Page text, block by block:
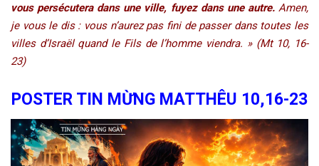
vous persécutera dans une ville, fuyez dans une autre.Amen,
je vous le dis : vous n’aurez pas fini de passer dans toutes les
villes d’Israël quand le Fils de l’homme viendra. » (Mt 10, 16-
23)
POSTER TIN MỪNG MATTHÊU 10,16-23